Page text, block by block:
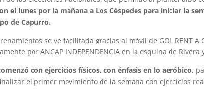
el lunes por la mañana a Los Céspedes para iniciar la
de Capurro.
se ve facilitada gracias al móvil de GOL RENT A
por ANCAP INDEPENDENCIA en la esquina de Rivera
con ejercicios físicos, con énfasis en lo aeróbico,
el primer movimiento de la semana con ejercicios